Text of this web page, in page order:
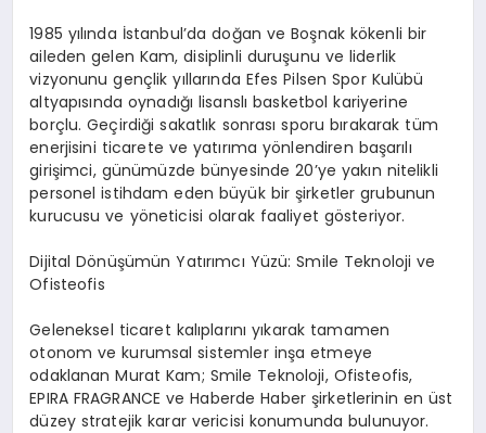
1985 yılında İstanbul’da doğan ve Boşnak kökenli bir
aileden gelen Kam, disiplinli duruşunu ve liderlik
vizyonunu gençlik yıllarında Efes Pilsen Spor Kulübü
altyapısında oynadığı lisanslı basketbol kariyerine
borçlu. Geçirdiği sakatlık sonrası sporu bırakarak tüm
enerjisini ticarete ve yatırıma yönlendiren başarılı
girişimci, günümüzde bünyesinde 20’ye yakın nitelikli
personel istihdam eden büyük bir şirketler grubunun
kurucusu ve yöneticisi olarak faaliyet gösteriyor.
Dijital Dönüşümün Yatırımcı Yüzü: Smile Teknoloji ve
Ofisteofis
Geleneksel ticaret kalıplarını yıkarak tamamen
otonom ve kurumsal sistemler inşa etmeye
odaklanan Murat Kam; Smile Teknoloji, Ofisteofis,
EPIRA FRAGRANCE ve Haberde Haber şirketlerinin en üst
düzey stratejik karar vericisi konumunda bulunuyor.